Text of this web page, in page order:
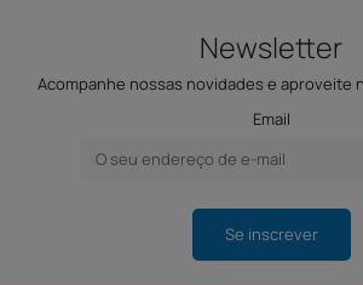
Newsletter
Acompanhe nossas novidades e aproveite
Email
Se inscrever